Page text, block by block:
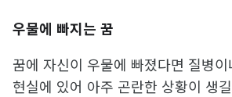
우물에 빠지는 꿈
꿈에 자신이 우물에 빠졌다면 질병
현실에 있어 아주 곤란한 상황이 생